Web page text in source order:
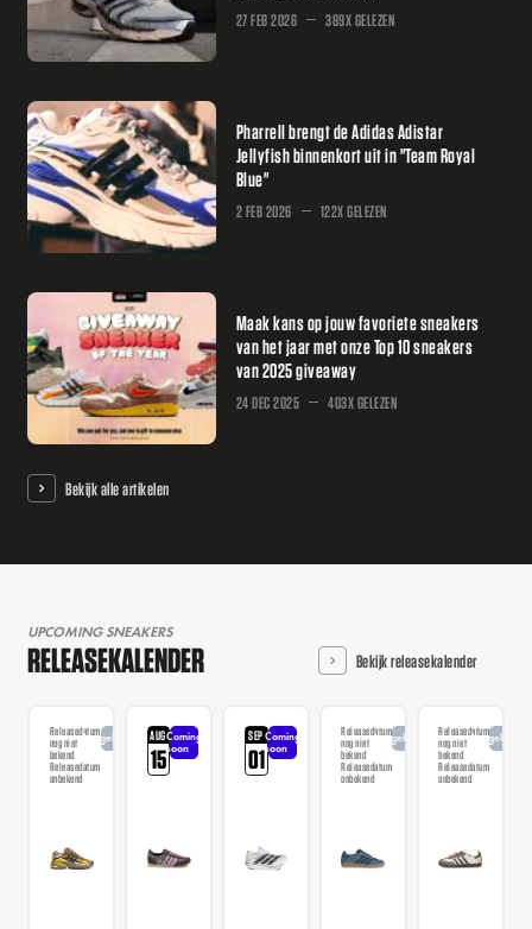
27 FEB 2026 389X GELEZEN
Pharrell brengt de Adidas Adistar
Jellyfish binnenkort uit in "Team Royal
Blue"
2 FEB 2026 122X GELEZEN
Maak kans op jouw favoriete sneakers
van het jaar met onze Top 10 sneakers
van 2025 giveaway
24 DEC 2025 403X GELEZEN
Bekijk alle artikelen
UPCOMING SNEAKERS
RELEASEKALENDER Bekijk releasekalender
Releasedatum
nog niet
bekend
Releasedatum
onbekend
Aangekondigd AUG
15
Coming
soon
SEP
01
Coming
soon
Releasedatum
nog niet
bekend
Releasedatum
onbekend
AangekondigdReleasedatum
nog niet
bekend
Releasedatum
onbekend